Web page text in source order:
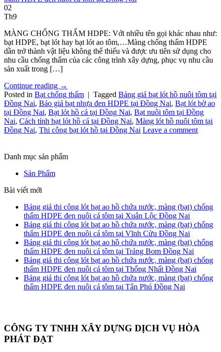
02
Th9
MÀNG CHỐNG THẤM HDPE: Với nhiều tên gọi khác nhau như:
bạt HDPE, bạt lót hay bạt lót ao tôm,…Màng chống thấm HDPE
dần trở thành vật liệu không thể thiếu và được ưu tiên sử dụng cho
nhu cầu chống thấm của các công trình xây dựng, phục vụ nhu cầu
sản xuất trong […]
Continue reading →
Posted in Bạt chống thấm | Tagged Bảng giá bạt lót hồ nuôi tôm tại
Đồng Nai, Báo giá bạt nhựa đen HDPE tại Đồng Nai, Bạt lót bờ ao
tại Đồng Nai, Bạt lót hồ cá tại Đồng Nai, Bạt nuôi tôm tại Đồng
Nai, Cách tính bạt lót hồ cá tại Đồng Nai, Màng lót hồ nuôi tôm tại
Đồng Nai, Thi công bạt lót hồ tại Đồng Nai Leave a comment
Danh mục sản phẩm
Sản Phẩm
Bài viết mới
Bảng giá thi công lót bạt ao hồ chứa nước, màng (bạt) chống
thấm HDPE đen nuôi cá tôm tại Xuân Lộc Đồng Nai
Bảng giá thi công lót bạt ao hồ chứa nước, màng (bạt) chống
thấm HDPE đen nuôi cá tôm tại Vĩnh Cửu Đồng Nai
Bảng giá thi công lót bạt ao hồ chứa nước, màng (bạt) chống
thấm HDPE đen nuôi cá tôm tại Trảng Bom Đồng Nai
Bảng giá thi công lót bạt ao hồ chứa nước, màng (bạt) chống
thấm HDPE đen nuôi cá tôm tại Thống Nhất Đồng Nai
Bảng giá thi công lót bạt ao hồ chứa nước, màng (bạt) chống
thấm HDPE đen nuôi cá tôm tại Tân Phú Đồng Nai
CÔNG TY TNHH XÂY DỰNG DỊCH VỤ HÒA
PHÁT ĐẠT